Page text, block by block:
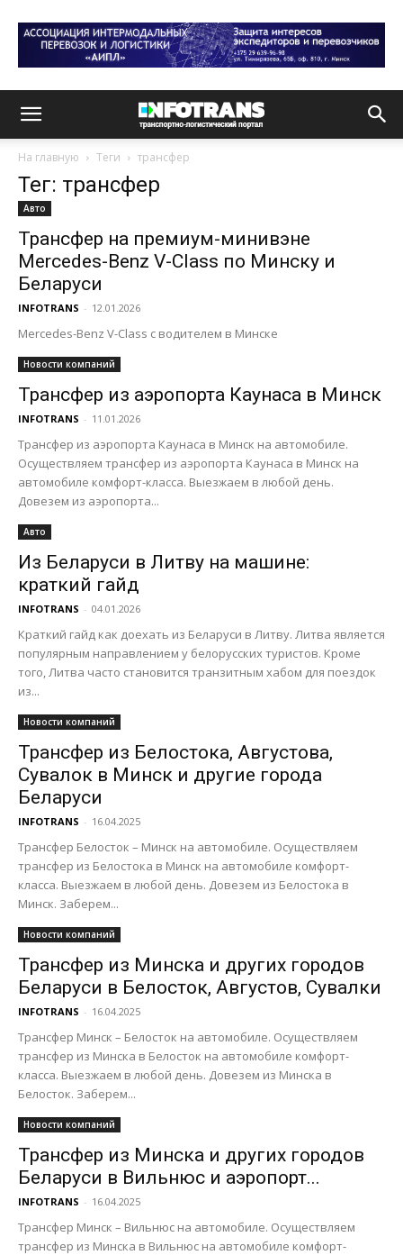
На главную Теги трансфер
Тег: трансфер
Авто
Трансфер на премиум-минивэне
Mercedes-Benz V-Class по Минску и
Беларуси
INFOTRANS - 12.01.2026
Mercedes-Benz V-Class с водителем в Минске
Новости компаний
Трансфер из аэропорта Каунаса в Минск
INFOTRANS - 11.01.2026
Трансфер из аэропорта Каунаса в Минск на автомобиле.
Осуществляем трансфер из аэропорта Каунаса в Минск на
автомобиле комфорт-класса. Выезжаем в любой день.
Довезем из аэропорта...
Авто
Из Беларуси в Литву на машине:
краткий гайд
INFOTRANS - 04.01.2026
Краткий гайд как доехать из Беларуси в Литву. Литва является
популярным направлением у белорусских туристов. Кроме
того, Литва часто становится транзитным хабом для поездок
из...
Новости компаний
Трансфер из Белостока, Августова,
Сувалок в Минск и другие города
Беларуси
INFOTRANS - 16.04.2025
Трансфер Белосток – Минск на автомобиле. Осуществляем
трансфер из Белостока в Минск на автомобиле комфорт-
класса. Выезжаем в любой день. Довезем из Белостока в
Минск. Заберем...
Новости компаний
Трансфер из Минска и других городов
Беларуси в Белосток, Августов, Сувалки
INFOTRANS - 16.04.2025
Трансфер Минск – Белосток на автомобиле. Осуществляем
трансфер из Минска в Белосток на автомобиле комфорт-
класса. Выезжаем в любой день. Довезем из Минска в
Белосток. Заберем...
Новости компаний
Трансфер из Минска и других городов
Беларуси в Вильнюс и аэропорт...
INFOTRANS - 16.04.2025
Трансфер Минск – Вильнюс на автомобиле. Осуществляем
трансфер из Минска в Вильнюс на автомобиле комфорт-